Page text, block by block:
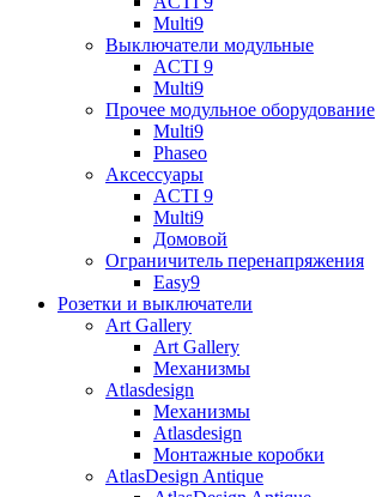
Multi9
Выключатели модульные
ACTI 9
Multi9
Прочее модульное оборудование
Multi9
Phaseo
Аксессуары
ACTI 9
Multi9
Домовой
Ограничитель перенапряжения
Easy9
Розетки и выключатели
Art Gallery
Art Gallery
Механизмы
Atlasdesign
Механизмы
Atlasdesign
Монтажные коробки
AtlasDesign Antique